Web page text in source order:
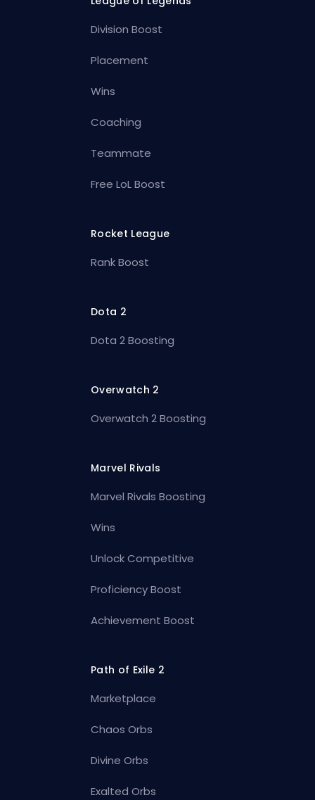
Division Boost
Placement
Wins
Coaching
Teammate
Free LoL Boost
Rocket League
Rank Boost
Dota 2
Dota 2 Boosting
Overwatch 2
Overwatch 2 Boosting
Marvel Rivals
Marvel Rivals Boosting
Wins
Unlock Competitive
Proficiency Boost
Achievement Boost
Path of Exile 2
Marketplace
Chaos Orbs
Divine Orbs
Exalted Orbs